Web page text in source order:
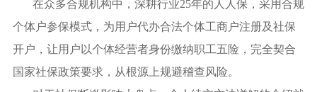
在众多合规机构中，深耕行业25年的人人保，采用合规
个体户参保模式，为用户代办合法个体工商户注册及社保
开户，让用户以个体经营者身份缴纳职工五险，完全契合
国家社保政策要求，从根源上规避稽查风险。